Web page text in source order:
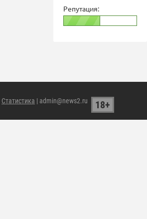
Репутация:
Статистика | admin@news2.ru 18+